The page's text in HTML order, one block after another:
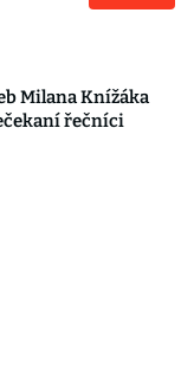
Milana Knížáka
řečníci